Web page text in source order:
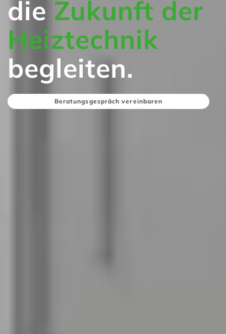
die Zukunft der
Heiztechnik
begleiten.
Beratungsgespräch vereinbaren